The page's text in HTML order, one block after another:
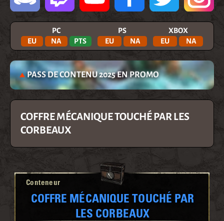
PC
EU
NA PTS
PS
EU
NA
XBOX
EU
NA
PASS DE CONTENU 2025 EN PROMO
COFFRE MÉCANIQUE TOUCHÉ PAR LES
CORBEAUX
Conteneur
COFFRE MÉCANIQUE TOUCHÉ PAR
LES CORBEAUX